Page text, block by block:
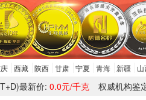
西藏 陕西 甘肃 宁夏 青海 新疆 山
权威机构鉴
最新价: 0.0元/千克